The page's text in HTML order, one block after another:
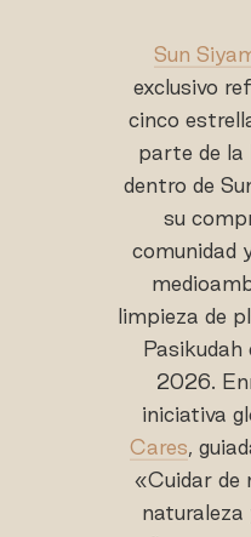
Sun
exclusivo
cinco
parte de la
dentro de
su
comunidad
limpieza de
Pasikudah
2026.
iniciativa
Cares,
«Cuidar de